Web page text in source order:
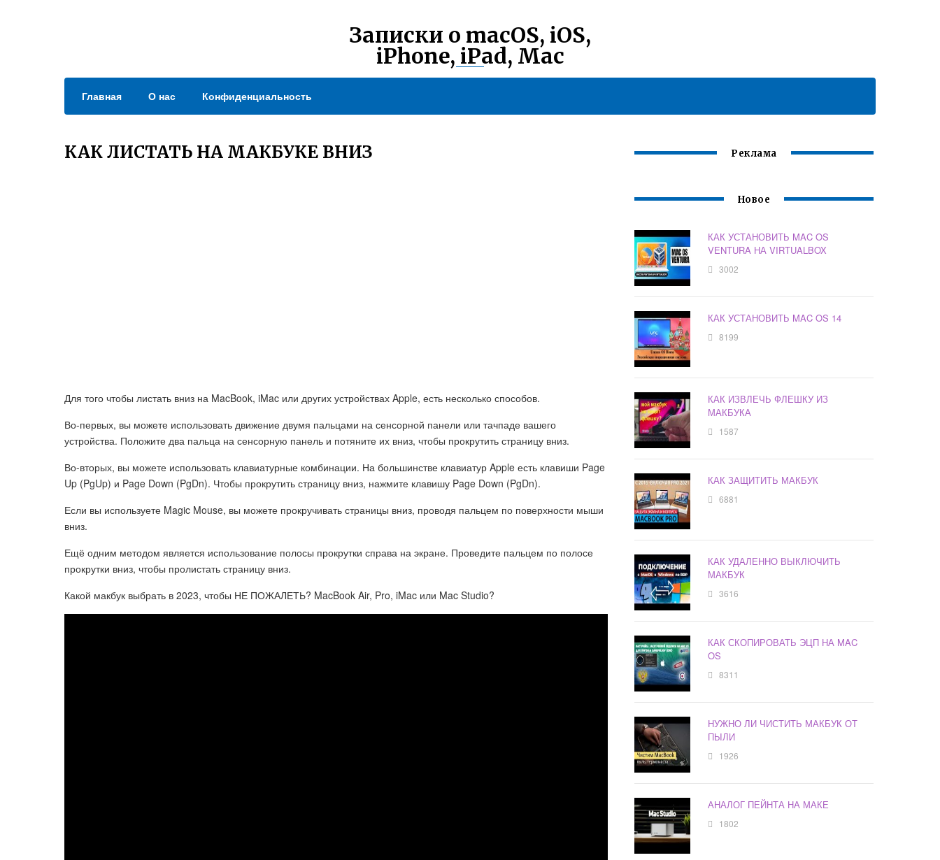
Записки о macOS, iOS,
iPhone, iPad, Mac
Главная О нас Конфиденциальность
КАК ЛИСТАТЬ НА МАКБУКЕ ВНИЗ
Для того чтобы листать вниз на MacBook, iMac или других устройствах Apple, есть несколько способов.
Во-первых, вы можете использовать движение двумя пальцами на сенсорной панели или тачпаде вашего
устройства. Положите два пальца на сенсорную панель и потяните их вниз, чтобы прокрутить страницу вниз.
Во-вторых, вы можете использовать клавиатурные комбинации. На большинстве клавиатур Apple есть клавиши Page
Up (PgUp) и Page Down (PgDn). Чтобы прокрутить страницу вниз, нажмите клавишу Page Down (PgDn).
Если вы используете Magic Mouse, вы можете прокручивать страницы вниз, проводя пальцем по поверхности мыши
вниз.
Ещё одним методом является использование полосы прокрутки справа на экране. Проведите пальцем по полосе
прокрутки вниз, чтобы пролистать страницу вниз.
Какой макбук выбрать в 2023, чтобы НЕ ПОЖАЛЕТЬ? MacBook Air, Pro, iMac или Mac Studio?
Реклама
Новое
КАК УСТАНОВИТЬ MAC OS
VENTURA НА VIRTUALBOX
3002
КАК УСТАНОВИТЬ MAC OS 14
8199
КАК ИЗВЛЕЧЬ ФЛЕШКУ ИЗ
МАКБУКА
1587
КАК ЗАЩИТИТЬ МАКБУК
6881
КАК УДАЛЕННО ВЫКЛЮЧИТЬ
МАКБУК
3616
КАК СКОПИРОВАТЬ ЭЦП НА MAC
OS
8311
НУЖНО ЛИ ЧИСТИТЬ МАКБУК ОТ
ПЫЛИ
1926
АНАЛОГ ПЕЙНТА НА МАКЕ
1802